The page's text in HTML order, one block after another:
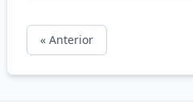
« Anterior